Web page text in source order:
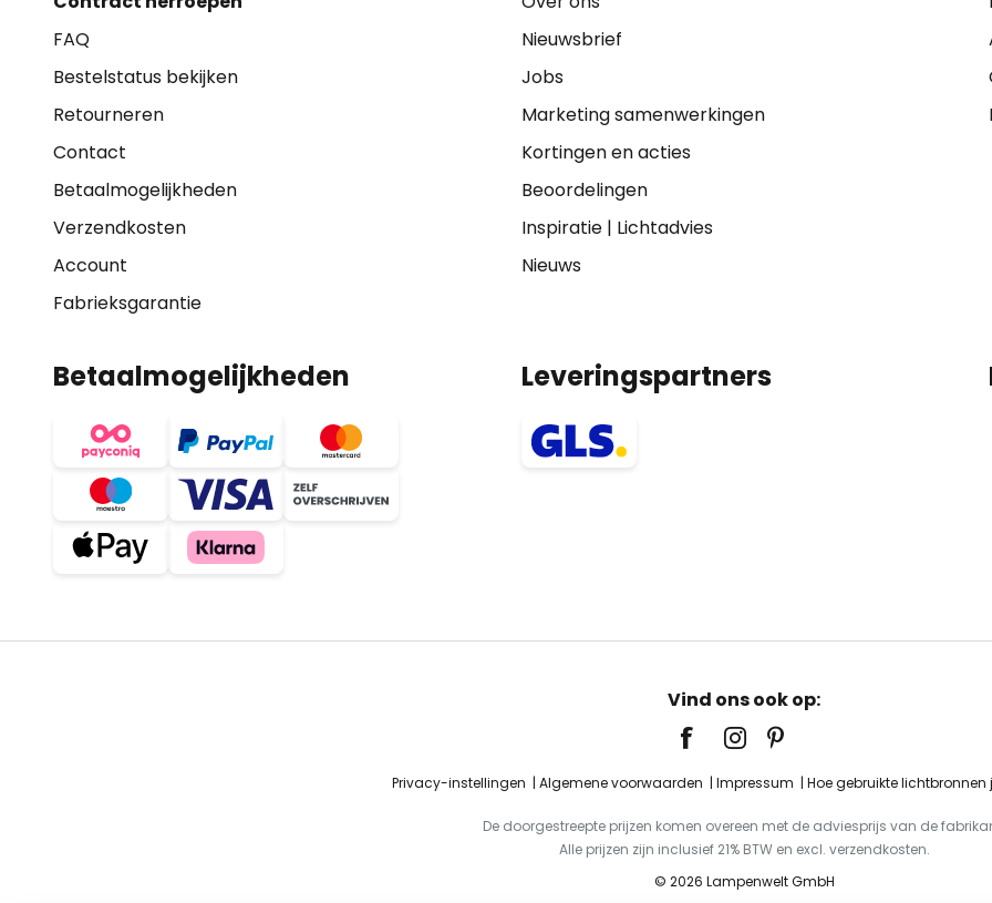
FAQ
Bestelstatus bekijken
Retourneren
Contact
Betaalmogelijkheden
Verzendkosten
Account
Fabrieksgarantie
Nieuwsbrief
Jobs
Marketing samenwerkingen
Kortingen en acties
Beoordelingen
Inspiratie| Lichtadvies
Nieuws
Betaalmogelijkheden Leveringspartners
Vind ons ook op:
Privacy-instellingen Algemene voorwaarden Impressum Hoe gebruikte
De doorgestreepte prijzen komen overeen met de adviesprijs van de
Alle prijzen zijn inclusief 21% BTW en excl. verzendkosten.
© 2026 Lampenwelt GmbH